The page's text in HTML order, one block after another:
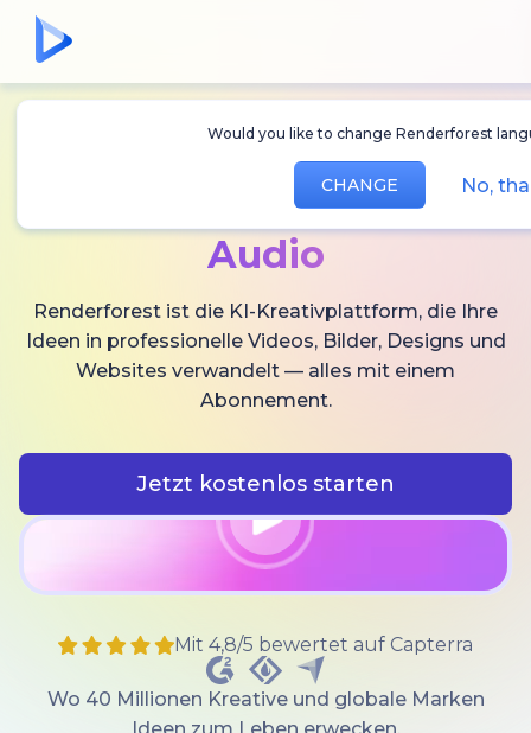
Would you like to change Renderforest
CHANGE No,
Erstellen SieKI-
Bilder und
Audio
Renderforest ist die KI-Kreativplattform, die Ihre
Ideen in professionelle Videos, Bilder, Designs und
Websites verwandelt — alles mit einem
Abonnement.
Jetzt kostenlos starten
Mit 4,8/5 bewertet auf Capterra
Wo 40 Millionen Kreative und globale Marken